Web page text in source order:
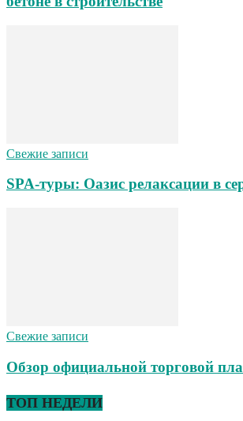
Свежие записи
SPA-туры: Оазис релаксации в
Свежие записи
Обзор официальной торговой
ТОП НЕДЕЛИ